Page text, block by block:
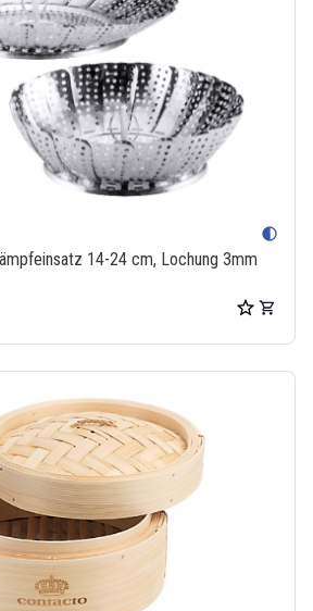
contrast
14-24 cm, Lochung 3mm